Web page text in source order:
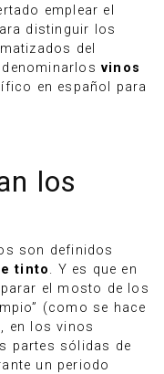
emplear el
distinguir los
del
denominarlosvinos
en español para
los
son definidos
tinto. Y es que en
el mosto de los
(como se hace
en los vinos
partes sólidas de
un periodo